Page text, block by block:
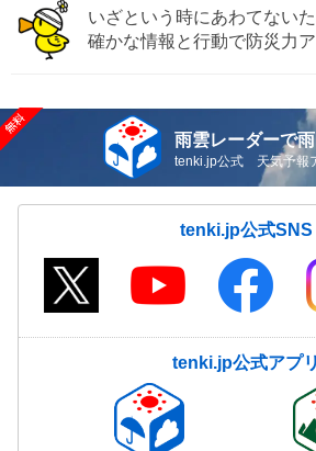
いざという時にあわてない
確かな情報と行動で防災力
雨雲レーダーで雨
tenki.jp公式 天気予報
tenki.jp公式SNS
tenki.jp公式アプリ